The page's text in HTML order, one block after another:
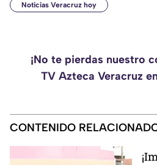
Noticias Veracruz hoy
¡No te pierdas nuestro
TV Azteca Veracruz
CONTENIDO